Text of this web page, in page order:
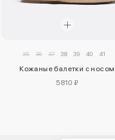
35 36 37 38 39 40 41
Кожаные балетки с носом
5810 ₽